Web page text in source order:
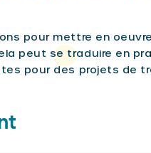
pour mettre en
peut se traduire en
pour des projets de